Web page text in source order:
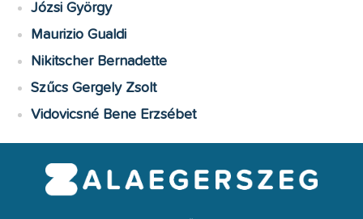
Józsi György
Maurizio Gualdi
Nikitscher Bernadette
Szűcs Gergely Zsolt
Vidovicsné Bene Erzsébet